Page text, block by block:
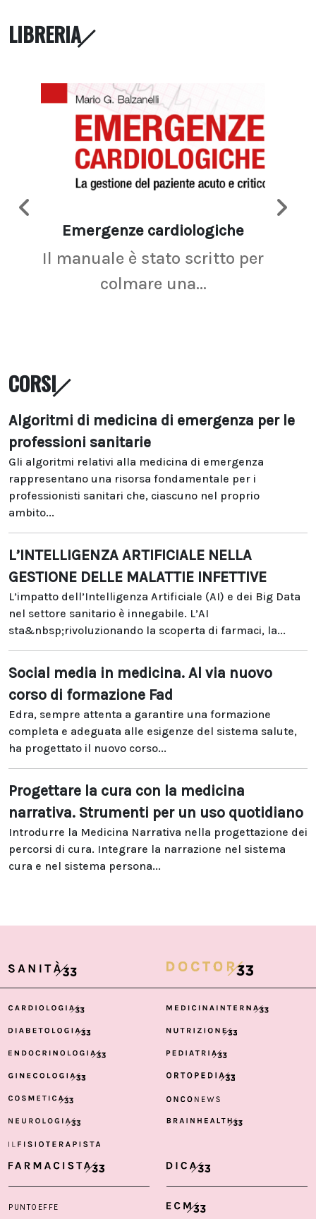
LIBRERIA
Emergenze cardiologiche
Il manuale è stato scritto per
colmare una...
CORSI
Algoritmi di medicina di emergenza per le
professioni sanitarie
Gli algoritmi relativi alla medicina di emergenza
rappresentano una risorsa fondamentale per i
professionisti sanitari che, ciascuno nel proprio
ambito...
L’INTELLIGENZA ARTIFICIALE NELLA
GESTIONE DELLE MALATTIE INFETTIVE
L’impatto dell’Intelligenza Artificiale (AI) e dei Big Data
nel settore sanitario è innegabile. L’AI
sta&nbsp;rivoluzionando la scoperta di farmaci, la...
Social media in medicina. Al via nuovo
corso di formazione Fad
Edra, sempre attenta a garantire una formazione
completa e adeguata alle esigenze del sistema salute,
ha progettato il nuovo corso...
Progettare la cura con la medicina
narrativa. Strumenti per un uso quotidiano
Introdurre la Medicina Narrativa nella progettazione dei
percorsi di cura. Integrare la narrazione nel sistema
cura e nel sistema persona...